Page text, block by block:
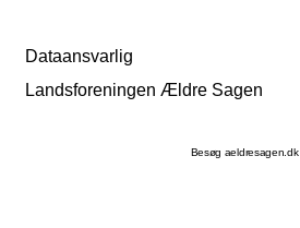
Dataansvarlig
Landsforeningen Ældre Sagen
Besøg aeldresagen.dk